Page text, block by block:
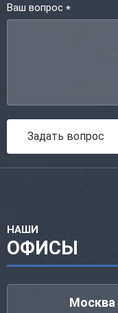
Ваш вопрос *
Задать вопрос
НАШИ
ОФИСЫ
Москва